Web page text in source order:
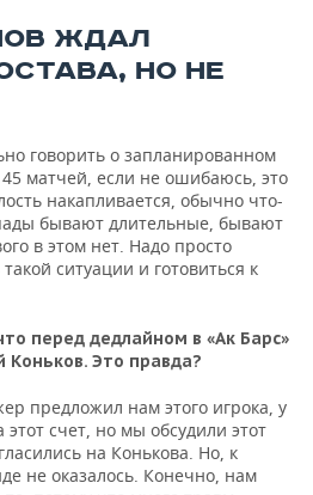
ЖДАЛ
НО НЕ
говорить о запланированном
матчей, если не ошибаюсь, это
накапливается, обычно что-
бывают длительные, бывают
в этом нет. Надо просто
ситуации и готовиться к
перед дедлайном в «Ак Барс»
Это правда?
предложил нам этого игрока, у
счет, но мы обсудили этот
на Конькова. Но, к
не оказалось. Конечно, нам